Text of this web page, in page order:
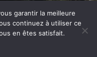
garantir la meilleure
continuez à utiliser ce
en êtes satisfait.